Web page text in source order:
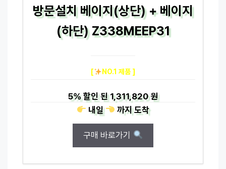
방문설치 베이지(상단) + 베이지
(하단) Z338MEEP31
[ NO.1 제품 ]
5%할인 된1,311,820 원
내일
까지도착
구매 바로가기